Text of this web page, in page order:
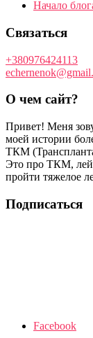
Начало
Связаться
+380976424113
О чем сайт?
Привет! Меня
моей истории
ТКМ
Это про ТКМ,
пройти тяжелое
Подписаться
Facebook